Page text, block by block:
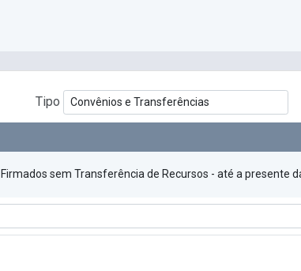
Tipo
sem Transferência de Recursos - até a presente